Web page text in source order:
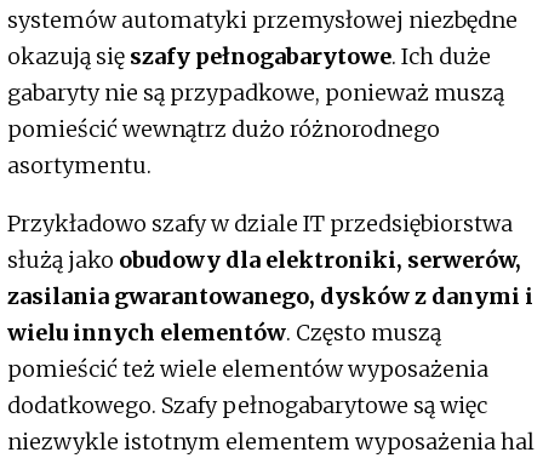
systemów automatyki przemysłowej niezbędne
okazują się szafy pełnogabarytowe. Ich duże
gabaryty nie są przypadkowe, ponieważ muszą
pomieścić wewnątrz dużo różnorodnego
asortymentu.
Przykładowo szafy w dziale IT przedsiębiorstwa
służą jako obudowy dla elektroniki, serwerów,
zasilania gwarantowanego, dysków z danymi i
wielu innych elementów. Często muszą
pomieścić też wiele elementów wyposażenia
dodatkowego. Szafy pełnogabarytowe są więc
niezwykle istotnym elementem wyposażenia hal